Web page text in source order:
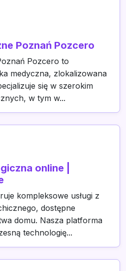
Poznań Pozcero
Pozcero to
medyczna, zlokalizowana
się w szerokim
w tym w...
online |
kompleksowe usługi z
dostępne
domu. Nasza platforma
technologię...